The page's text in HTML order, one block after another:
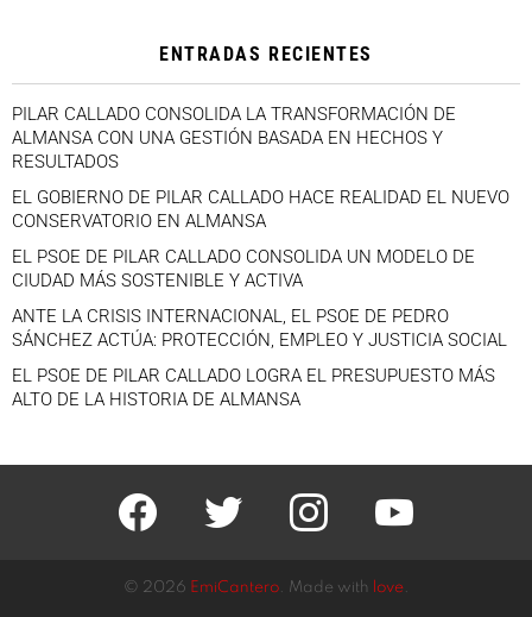
ENTRADAS RECIENTES
PILAR CALLADO CONSOLIDA LA TRANSFORMACIÓN DE
ALMANSA CON UNA GESTIÓN BASADA EN HECHOS Y
RESULTADOS
EL GOBIERNO DE PILAR CALLADO HACE REALIDAD EL NUEVO
CONSERVATORIO EN ALMANSA
EL PSOE DE PILAR CALLADO CONSOLIDA UN MODELO DE
CIUDAD MÁS SOSTENIBLE Y ACTIVA
ANTE LA CRISIS INTERNACIONAL, EL PSOE DE PEDRO
SÁNCHEZ ACTÚA: PROTECCIÓN, EMPLEO Y JUSTICIA SOCIAL
EL PSOE DE PILAR CALLADO LOGRA EL PRESUPUESTO MÁS
ALTO DE LA HISTORIA DE ALMANSA
facebook twitter instagram youtube
© 2026 EmiCantero. Made with love.